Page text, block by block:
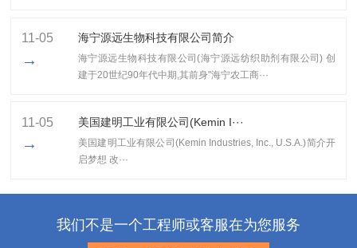
11-05
→
海宁源远生物科技有限公司简介
海宁源远生物科技有限公司(海宁源远纺织助剂有限公司) 创
建于20世纪90年代中期,其前身"海宁农工商···
11-05
→
美国建明工业有限公司(Kemin I···
美国建明工业有限公司(Kemin Industries, Inc., U.S.A.)简介开
启梦想 改···
我们不是一个工程师或客服在为您服务